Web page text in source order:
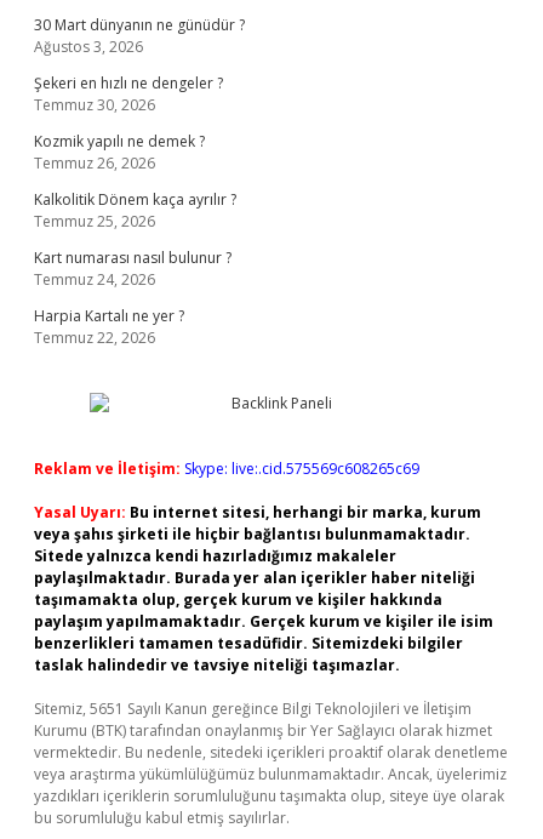
30 Mart dünyanın ne günüdür ?
Ağustos 3, 2026
Şekeri en hızlı ne dengeler ?
Temmuz 30, 2026
Kozmik yapılı ne demek ?
Temmuz 26, 2026
Kalkolitik Dönem kaça ayrılır ?
Temmuz 25, 2026
Kart numarası nasıl bulunur ?
Temmuz 24, 2026
Harpia Kartalı ne yer ?
Temmuz 22, 2026
Reklam ve İletişim: Skype: live:.cid.575569c608265c69
Yasal Uyarı: Bu internet sitesi, herhangi bir marka, kurum
veya şahıs şirketi ile hiçbir bağlantısı bulunmamaktadır.
Sitede yalnızca kendi hazırladığımız makaleler
paylaşılmaktadır. Burada yer alan içerikler haber niteliği
taşımamakta olup, gerçek kurum ve kişiler hakkında
paylaşım yapılmamaktadır. Gerçek kurum ve kişiler ile isim
benzerlikleri tamamen tesadüfidir. Sitemizdeki bilgiler
taslak halindedir ve tavsiye niteliği taşımazlar.
Sitemiz, 5651 Sayılı Kanun gereğince Bilgi Teknolojileri ve İletişim
Kurumu (BTK) tarafından onaylanmış bir Yer Sağlayıcı olarak hizmet
vermektedir. Bu nedenle, sitedeki içerikleri proaktif olarak denetleme
veya araştırma yükümlülüğümüz bulunmamaktadır. Ancak, üyelerimiz
yazdıkları içeriklerin sorumluluğunu taşımakta olup, siteye üye olarak
bu sorumluluğu kabul etmiş sayılırlar.